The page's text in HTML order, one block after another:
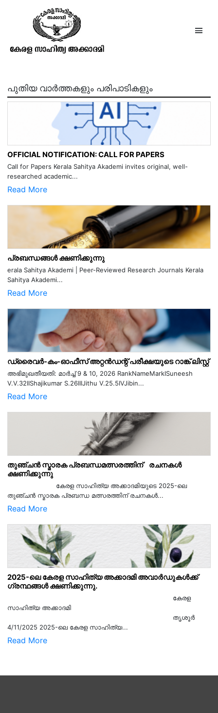
The Indian Antiquary, Vol. VII
പുതിയ വാർത്തകളും പരിപാടികളും
OFFICIAL NOTIFICATION: CALL FOR PAPERS
Call for Papers Kerala Sahitya Akademi invites original, well-
researched academic...
Read More
പ്രബന്ധങ്ങൾ ക്ഷണിക്കുന്നു
erala Sahitya Akademi | Peer-Reviewed Research Journals Kerala
Sahitya Akademi...
Read More
ഡ്രൈവർ-കം-ഓഫീസ് അറ്റൻഡന്റ് പരീക്ഷയുടെ റാങ്ക് ലിസ്റ്റ്
അഭിമുഖതീയതി: മാർച്ച് 9 & 10, 2026 RankNameMarkISuneesh
V.V.32IIShajikumar S.26IIIJithu V.25.5IVJibin...
Read More
തുഞ്ചൻ സ്മാരക പ്രബന്ധമത്സരത്തിന് രചനകൾ
ക്ഷണിക്കുന്നു
കേരള സാഹിത്യ അക്കാദമിയുടെ 2025-ലെ
തുഞ്ചൻ സ്മാരക പ്രബന്ധ മത്സരത്തിന് രചനകൾ...
Read More
2025-ലെ കേരള സാഹിത്യ അക്കാദമി അവാർഡുകൾക്ക്
ഗ്രന്ഥങ്ങൾ ക്ഷണിക്കുന്നു.
കേരള
സാഹിത്യ അക്കാദമി
തൃശൂര്‍
4/11/2025 2025-ലെ കേരള സാഹിത്യ...
Read More